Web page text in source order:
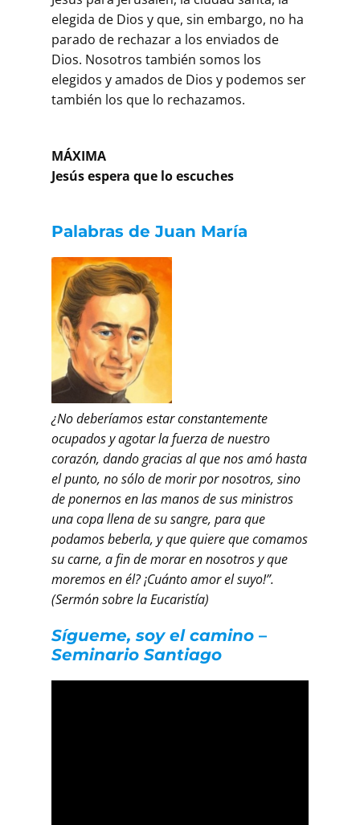
elegida de Dios y que, sin embargo, no ha
parado de rechazar a los enviados de
Dios. Nosotros también somos los
elegidos y amados de Dios y podemos ser
también los que lo rechazamos.
MÁXIMA
Jesús espera que lo escuches
Palabras de Juan María
¿No deberíamos estar constantemente
ocupados y agotar la fuerza de nuestro
corazón, dando gracias al que nos amó hasta
el punto, no sólo de morir por nosotros, sino
de ponernos en las manos de sus ministros
una copa llena de su sangre, para que
podamos beberla, y que quiere que comamos
su carne, a fin de morar en nosotros y que
moremos en él? ¡Cuánto amor el suyo!”.
(Sermón sobre la Eucaristía)
Sígueme, soy el camino –
Seminario Santiago